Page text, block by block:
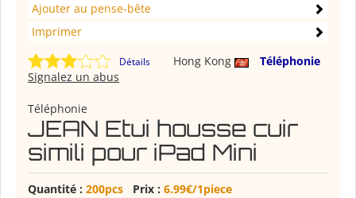
Ajouter au pense-bête
Imprimer
Détails Hong Kong
Téléphonie
Signalez un abus
Téléphonie
JEAN Etui housse cuir
simili pour iPad Mini
Quantité : 200pcs Prix : 6.99€/1piece